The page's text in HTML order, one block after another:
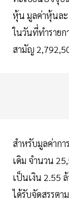
หุ้น มูลค่าหุ้นล
ในวันที่ทำราย
สามัญ
สำหรับมูลค่าก
เดิม จำนวน
เป็นเงิน 2.55
ได้รับจัดสรรต